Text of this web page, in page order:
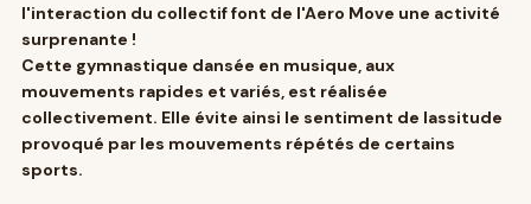
l'interaction du collectif font de l'Aero Move une activité
surprenante !
Cette gymnastique dansée en musique, aux
mouvements rapides et variés, est réalisée
collectivement. Elle évite ainsi le sentiment de lassitude
provoqué par les mouvements répétés de certains
sports.